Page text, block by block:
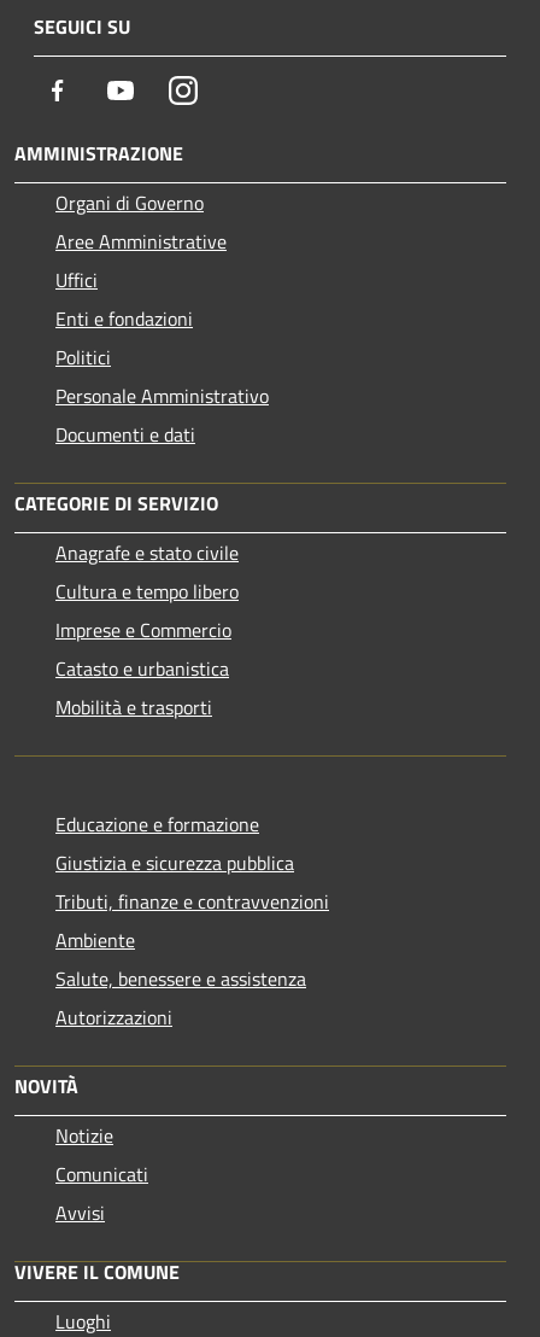
SEGUICI SU
Facebook YoutubeInstagram
AMMINISTRAZIONE
Organi di Governo
Aree Amministrative
Uffici
Enti e fondazioni
Politici
Personale Amministrativo
Documenti e dati
CATEGORIE DI SERVIZIO
Anagrafe e stato civile
Cultura e tempo libero
Imprese e Commercio
Catasto e urbanistica
Mobilità e trasporti
Educazione e formazione
Giustizia e sicurezza pubblica
Tributi, finanze e contravvenzioni
Ambiente
Salute, benessere e assistenza
Autorizzazioni
NOVITÀ
Notizie
Comunicati
Avvisi
VIVERE IL COMUNE
Luoghi